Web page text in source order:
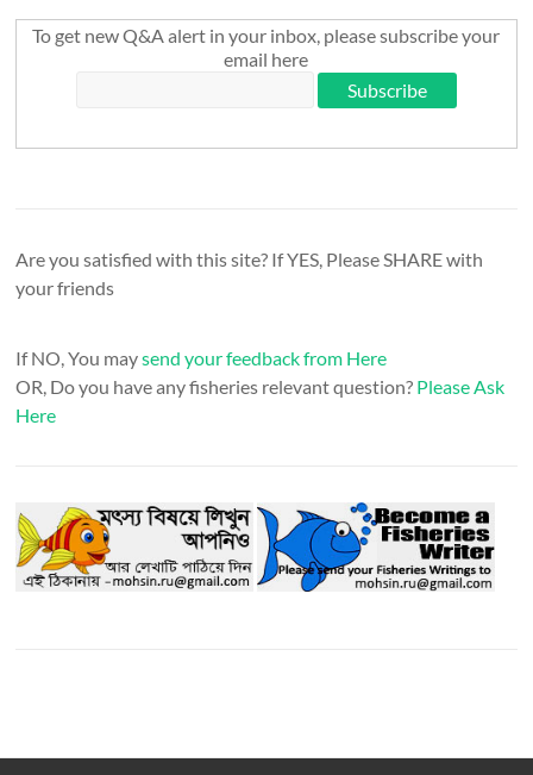
To get new Q&A alert in your inbox, please subscribe your
email here
Are you satisfied with this site? If YES, Please SHARE with
your friends
If NO, You maysend your feedback from Here
OR, Do you have any fisheries relevant question? Please Ask
Here